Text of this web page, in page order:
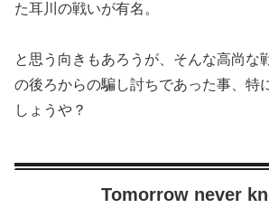
た耳川の戦いが有名。
と思う向きもあろうが、そんな高尚な
の後ろからの騙し討ちであった事、特
しょうや？
Tomorrow never